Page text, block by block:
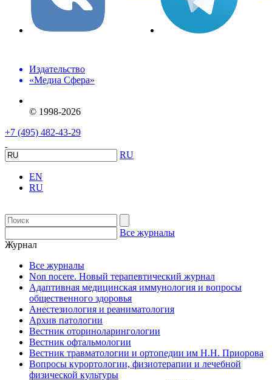
Издательство
«Медиа Сфера»
© 1998-2026
+7 (495) 482-43-29
RU
EN
RU
Все журналы
Журнал
Все журналы
Non nocere. Новый терапевтический журнал
Адаптивная медицинская иммунология и вопросы
общественного здоровья
Анестезиология и реаниматология
Архив патологии
Вестник оториноларингологии
Вестник офтальмологии
Вестник травматологии и ортопедии им Н.Н. Приорова
Вопросы курортологии, физиотерапии и лечебной
физической культуры